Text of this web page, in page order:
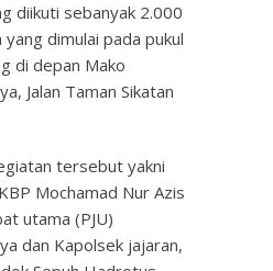
diikuti sebanyak 2.000
dimulai pada pukul
di depan Mako
Jalan Taman Sikatan
tersebut yakni
Mochamad Nur Azis
utama (PJU)
dan Kapolsek jajaran,